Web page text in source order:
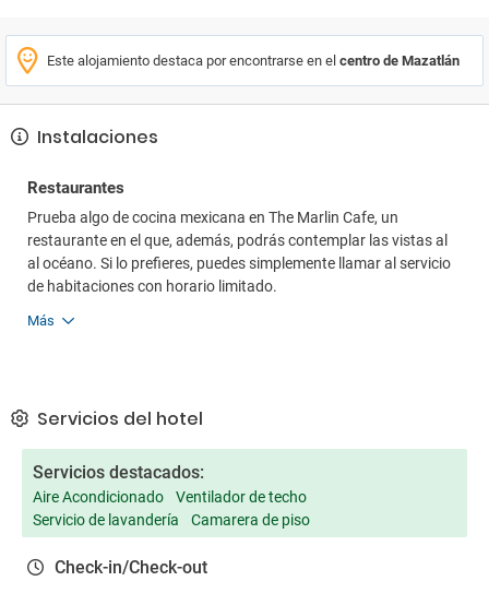
Este alojamiento destaca por encontrarse en el centro de Mazatlán
Instalaciones
Restaurantes
Prueba algo de cocina mexicana en The Marlin Cafe, un
restaurante en el que, además, podrás contemplar las vistas al
al océano. Si lo prefieres, puedes simplemente llamar al servicio
de habitaciones con horario limitado.
Más
Servicios del hotel
Servicios destacados:
Aire Acondicionado
Ventilador de techo
Servicio de lavandería
Camarera de piso
Check-in/Check-out